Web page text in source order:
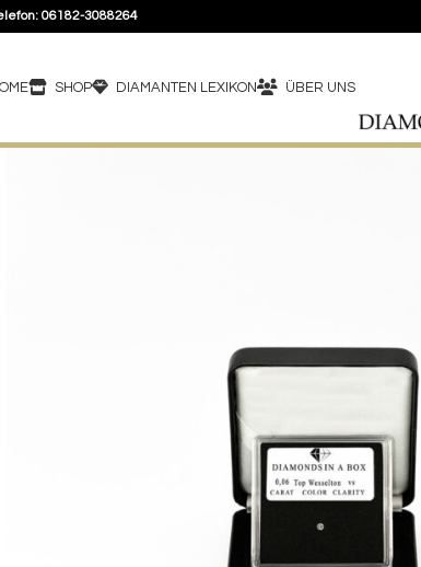
06182-3088264
SHOP DIAMANTEN LEXIKON ÜBER UNS